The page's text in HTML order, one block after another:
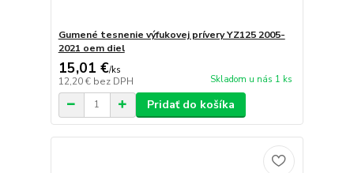
Gumené tesnenie výfukovej prívery YZ125 2005-
2021 oem diel
15,01 €/ks
12,20 € bez DPH Skladom u nás 1 ks
Pridať do košíka